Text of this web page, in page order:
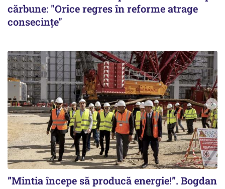
cărbune: "Orice regres în reforme atrage
consecințe"
”Mintia începe să producă energie!”. Bogdan